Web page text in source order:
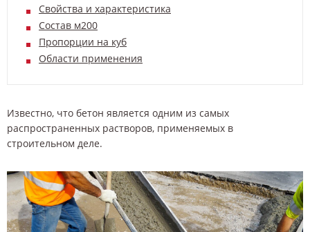
Свойства и характеристика
Состав м200
Пропорции на куб
Области применения
Известно, что бетон является одним из самых
распространенных растворов, применяемых в
строительном деле.